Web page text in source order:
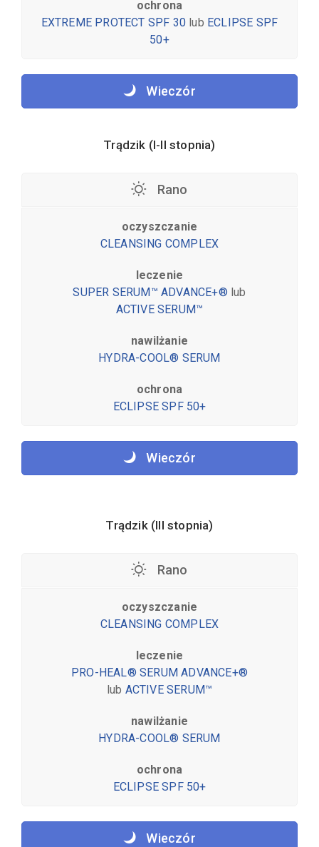
ochrona
EXTREME PROTECT SPF 30 lub ECLIPSE SPF
50+
Wieczór
Trądzik (I-II stopnia)
Rano
oczyszczanie
CLEANSING COMPLEX
leczenie
SUPER SERUM™ ADVANCE+® lub
ACTIVE SERUM™
nawilżanie
HYDRA-COOL® SERUM
ochrona
ECLIPSE SPF 50+
Wieczór
Trądzik (III stopnia)
Rano
oczyszczanie
CLEANSING COMPLEX
leczenie
PRO-HEAL® SERUM ADVANCE+®
lub ACTIVE SERUM™
nawilżanie
HYDRA-COOL® SERUM
ochrona
ECLIPSE SPF 50+
Wieczór